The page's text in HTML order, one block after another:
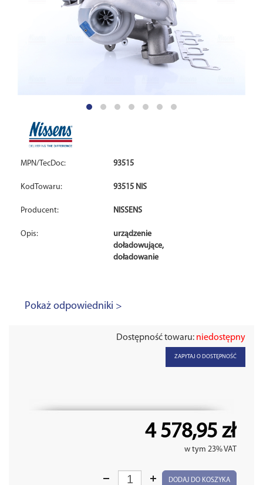
MPN/TecDoc: 93515
KodTowaru: 93515 NIS
Producent: NISSENS
Opis:
urządzenie
doładowujące,
doładowanie
Pokaż odpowiedniki >
Dostępność towaru: niedostępny
ZAPYTAJ O DOSTĘPNOŚĆ
4 578,95 zł
w tym 23% VAT
DODAJ DO KOSZYKA